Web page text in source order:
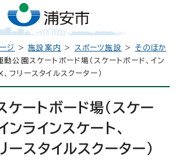
ジ >施設案内 > スポーツ施設 > そのほか
公園スケートボード場（スケートボード、イン
フリースタイルスクーター）
ートボード場（スケー
ンラインスケート、
ースタイルスクーター）